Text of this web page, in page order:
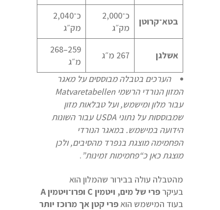
בטא־קרוטן
כ־2,000
מק״ג
כ־2,040
מק״ג
אשלגן 267 מ״ג
259–268
מ״ג
הערכים בטבלה מבוססים על מאגר
המזון הנורדי הרשמי Matvaretabellen
עבור מלון ומישמש, ועל טבלאות מזון
שמבוססות על נתוני
עבור השונות
הידועה במישמש. במאגר הנורדי
הפחמימה מוצגת בנפרד מהסיבים, ולכן
מוצגת כאן כ“פחמימות זמינות”
.
מהטבלה עולה בבירור שהמלון הוא
בעיקר פרי של מים, ויטמין ופרו־ויטמיןA
בעוד המישמש הואפרי קטן אך מרוכז יותר